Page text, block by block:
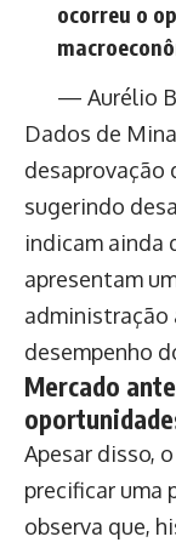
ocorreu o
— Aurélio
Dados de
desaprovação
sugerindo
indicam ainda
apresentam
administração
desempenho
Mercado
Apesar disso,
precificar uma
observa que,